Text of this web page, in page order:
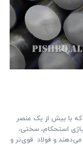
که با بیش از یک عنصر
استحکام، سختی،
و فولاد قوی‌تر و